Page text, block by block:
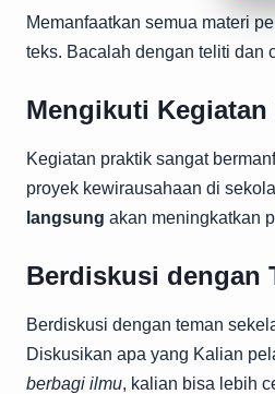
Memanfaatkan semua materi
teks. Bacalah dengan teliti dan
Mengikuti Kegiatan
Kegiatan praktik sangat
proyek kewirausahaan di
langsung akan meningkatkan
Berdiskusi dengan
Berdiskusi dengan teman
Diskusikan apa yang Kalian
berbagi ilmu, kalian bisa lebih